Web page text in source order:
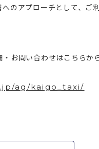
のアプローチとして、ご
・お問い合わせはこちらか
ag/kaigo_taxi/